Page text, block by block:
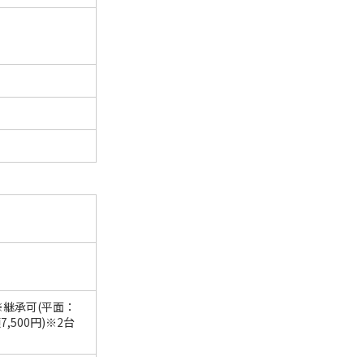
承可(平面：
7,500円)※2台